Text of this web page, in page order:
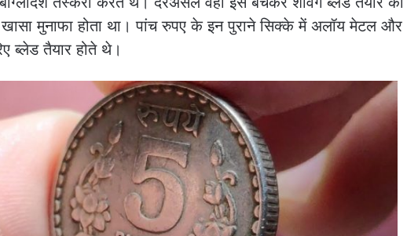
मुनाफा होता था। पांच रुपए के इन पुराने सिक्के में अलॉय मेटल और
ब्लेड तैयार होते थे।